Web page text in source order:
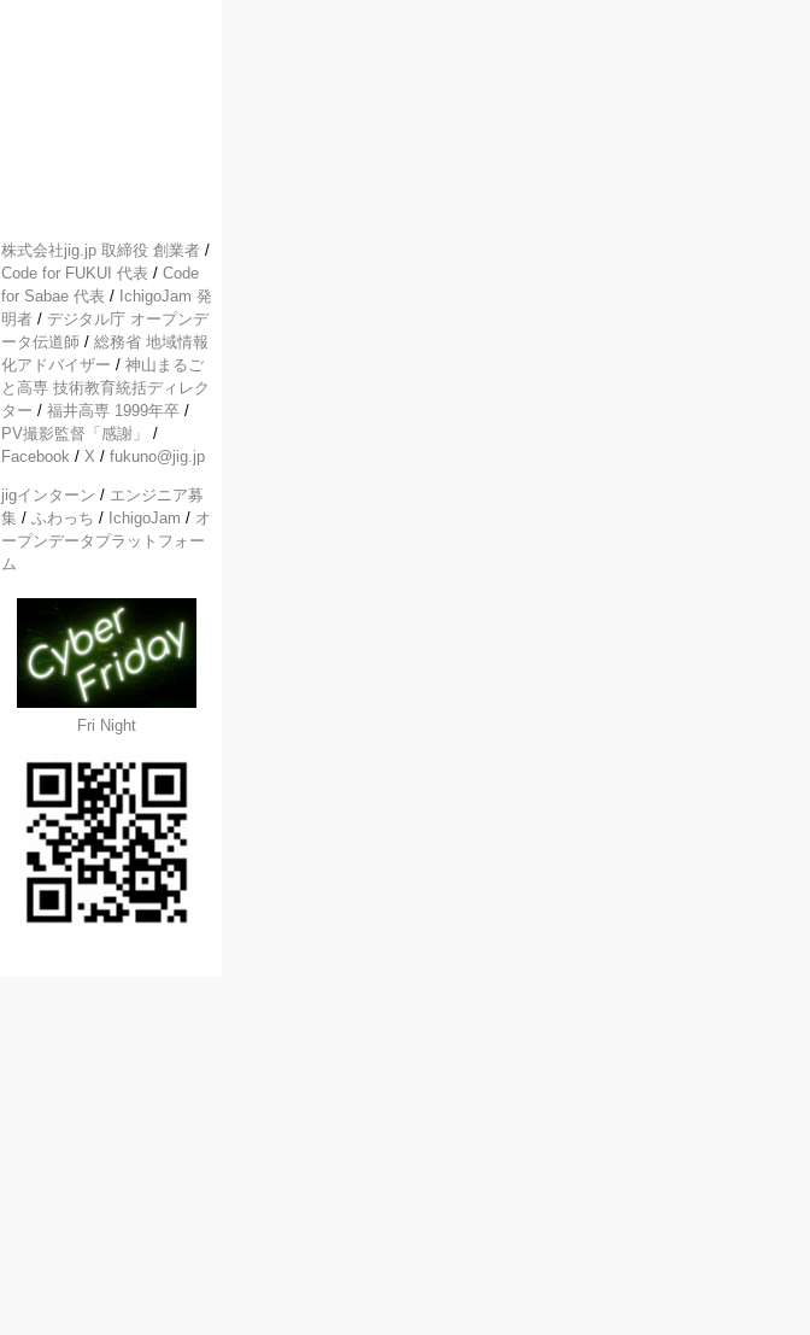
株式会社jig.jp 取締役 創業者 /
Code for FUKUI 代表 / Code
for Sabae 代表 / IchigoJam 発
明者 / デジタル庁 オープンデ
ータ伝道師 / 総務省 地域情報
化アドバイザー / 神山まるご
と高専 技術教育統括ディレク
ター / 福井高専 1999年卒 /
PV撮影監督「感謝」
/
Facebook / X / fukuno@jig.jp
jigインターン / エンジニア募
集 / ふわっち / IchigoJam / オ
ープンデータプラットフォー
ム
Fri Night